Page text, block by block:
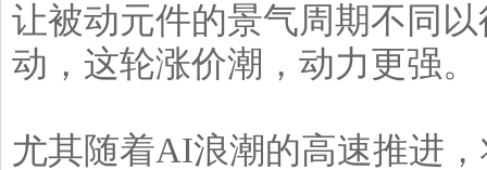
让被动元件的景气周期不同
动，这轮涨价潮，动力更强。
尤其随着AI浪潮的高速推进